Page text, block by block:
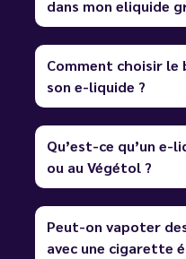
dans mon eliquide
Comment choisir le
son e-liquide ?
Qu’est-ce qu’un e-
ou au Végétol ?
Peut-on vapoter
avec une cigarette